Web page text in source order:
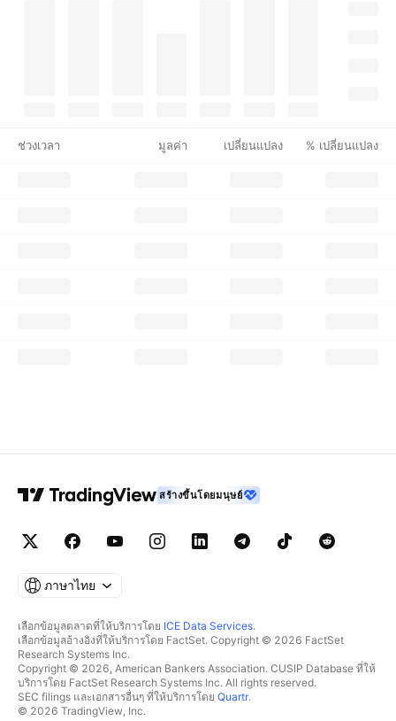
ช่วงเวลา มูลค่า เปลี่ยนแปลง % เปลี่ยนแปลง
สร้างขึ้นโดยมนุษย์
ภาษาไทย
เลือกข้อมูลตลาดที่ให้บริการโดย ICE Data Services.
เลือกข้อมูลอ้างอิงที่ให้บริการโดย FactSet. Copyright © 2026 FactSet
Research Systems Inc.
Copyright © 2026, American Bankers Association. CUSIP Database ที่ให้
บริการโดย FactSet Research Systems Inc. All rights reserved.
SEC filings และเอกสารอื่นๆ ที่ให้บริการโดย Quartr.
© 2026 TradingView, Inc.